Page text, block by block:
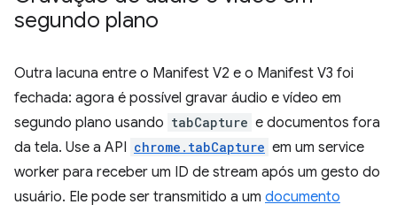
segundo plano
Outra lacuna entre o Manifest V2 e o Manifest V3 foi
fechada: agora é possível gravar áudio e vídeo em
segundo plano usando tabCapture e documentos fora
da tela. Use a API chrome.tabCapture em um service
worker para receber um ID de stream após um gesto do
usuário. Ele pode ser transmitido a um documento